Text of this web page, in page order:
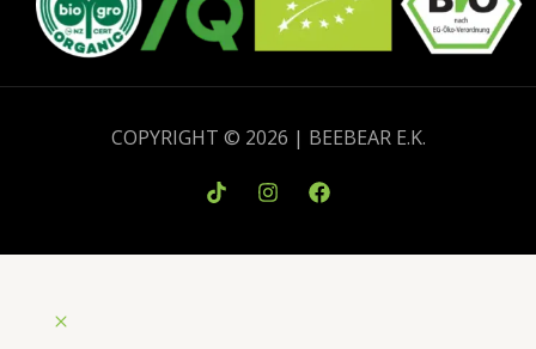
COPYRIGHT © 2026 | BEEBEAR E.K.